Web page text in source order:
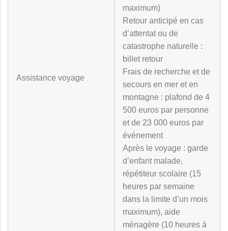
Assistance voyage
maximum)
Retour anticipé en cas
d’attentat ou de
catastrophe naturelle :
billet retour
Frais de recherche et de
secours en mer et en
montagne : plafond de 4
500 euros par personne
et de 23 000 euros par
événement
Après le voyage : garde
d’enfant malade,
répétiteur scolaire (15
heures par semaine
dans la limite d’un mois
maximum), aide
ménagère (10 heures à